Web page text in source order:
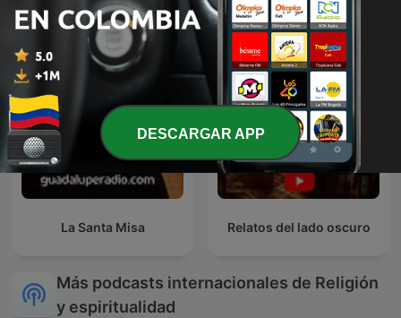
La Santa Misa Relatos del lado oscuro
Más podcasts internacionales de Religión
y espiritualidad
DESCARGAR APP